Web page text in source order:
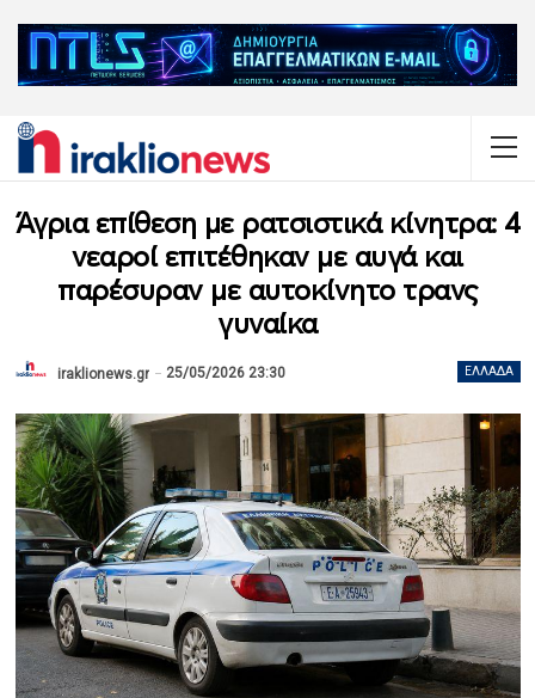
Άγρια επίθεση με ρατσιστικά κίνητρα: 4
νεαροί επιτέθηκαν με αυγά και
παρέσυραν με αυτοκίνητο τρανς
γυναίκα
ΕΛΛΆΔΑ
iraklionews.gr 25/05/2026 23:30